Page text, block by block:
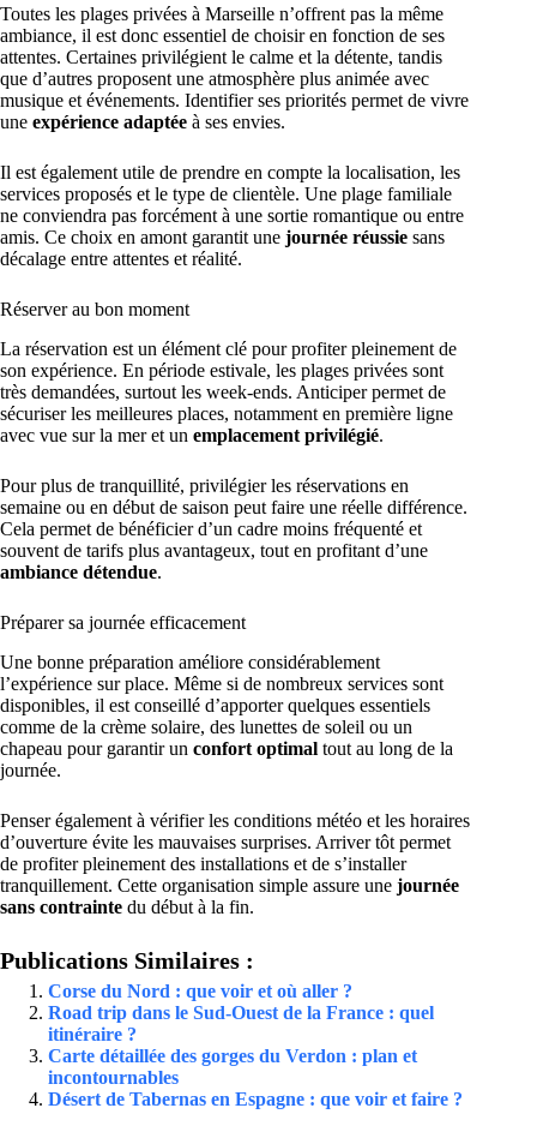
Toutes les plages privées à Marseille n’offrent pas la même
ambiance, il est donc essentiel de choisir en fonction de ses
attentes. Certaines privilégient le calme et la détente, tandis
que d’autres proposent une atmosphère plus animée avec
musique et événements. Identifier ses priorités permet de vivre
une expérience adaptée à ses envies.
Il est également utile de prendre en compte la localisation, les
services proposés et le type de clientèle. Une plage familiale
ne conviendra pas forcément à une sortie romantique ou entre
amis. Ce choix en amont garantit une journée réussie sans
décalage entre attentes et réalité.
Réserver au bon moment
La réservation est un élément clé pour profiter pleinement de
son expérience. En période estivale, les plages privées sont
très demandées, surtout les week-ends. Anticiper permet de
sécuriser les meilleures places, notamment en première ligne
avec vue sur la mer et un emplacement privilégié.
Pour plus de tranquillité, privilégier les réservations en
semaine ou en début de saison peut faire une réelle différence.
Cela permet de bénéficier d’un cadre moins fréquenté et
souvent de tarifs plus avantageux, tout en profitant d’une
ambiance détendue.
Préparer sa journée efficacement
Une bonne préparation améliore considérablement
l’expérience sur place. Même si de nombreux services sont
disponibles, il est conseillé d’apporter quelques essentiels
comme de la crème solaire, des lunettes de soleil ou un
chapeau pour garantir un confort optimal tout au long de la
journée.
Penser également à vérifier les conditions météo et les horaires
d’ouverture évite les mauvaises surprises. Arriver tôt permet
de profiter pleinement des installations et de s’installer
tranquillement. Cette organisation simple assure une journée
sans contrainte du début à la fin.
Publications Similaires :
Corse du Nord : que voir et où aller ?
Road trip dans le Sud-Ouest de la France : quel
itinéraire ?
Carte détaillée des gorges du Verdon : plan et
incontournables
Désert de Tabernas en Espagne : que voir et faire ?